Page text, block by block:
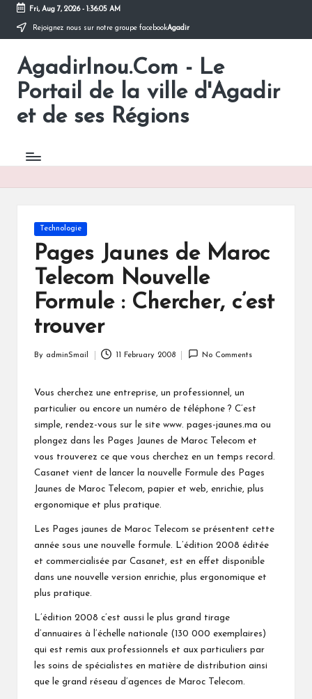
Skip
content
Fri, Aug 7, 2026- 1:36:05 AM
Rejoignez nous sur notre groupe facebookAgadir
AgadirInou.Com - Le
Portail de la ville d'Agadir
et de ses Régions
Toute
l'actualité
ville
en
un
Posted
in
Technologie
Pages Jaunes de Maroc
Telecom Nouvelle
Formule : Chercher, c’est
trouver
By adminSmail 11 February 2008 No Comments
Vous cherchez une entreprise, un professionnel, un
particulier ou encore un numéro de téléphone ? C’est
simple, rendez-vous sur le site www. pages-jaunes.ma ou
plongez dans les Pages Jaunes de Maroc Telecom et
vous trouverez ce que vous cherchez en un temps record.
Casanet vient de lancer la nouvelle Formule des Pages
Jaunes de Maroc Telecom, papier et web, enrichie, plus
ergonomique et plus pratique.
Les Pages jaunes de Maroc Telecom se présentent cette
année sous une nouvelle formule. L’édition 2008 éditée
et commercialisée par Casanet, est en effet disponible
dans une nouvelle version enrichie, plus ergonomique et
plus pratique.
L’édition 2008 c’est aussi le plus grand tirage
d’annuaires à l’échelle nationale (130 000 exemplaires)
qui est remis aux professionnels et aux particuliers par
les soins de spécialistes en matière de distribution ainsi
que le grand réseau d’agences de Maroc Telecom.